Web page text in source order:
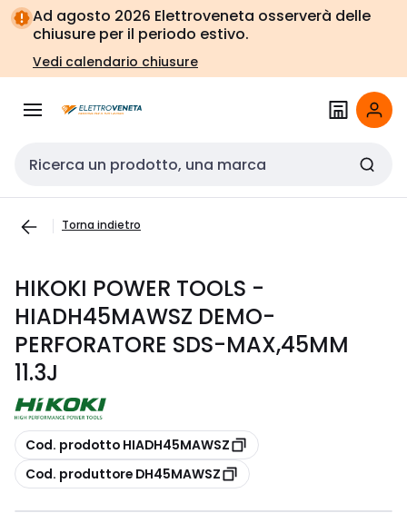
Vai alla
navigazione
Vai
alla
pagina
Ad agosto 2026 Elettroveneta osserverà delle
chiusure per il periodo estivo.
Vedi calendario chiusure
Cerca input
Torna indietro
HIKOKI POWER TOOLS -
HIADH45MAWSZ DEMO-
PERFORATORE SDS-MAX,45MM
11.3J
copia
Cod. prodotto HIADH45MAWSZ
copia
Cod. produttore DH45MAWSZ